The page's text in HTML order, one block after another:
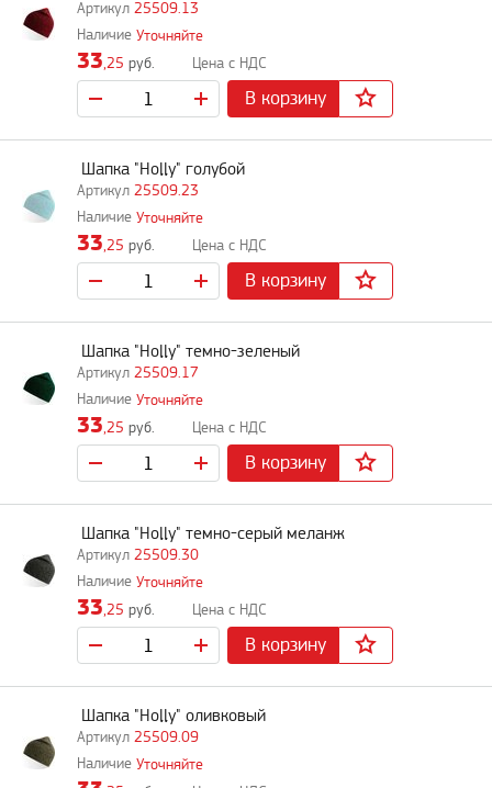
25509.13
Уточняйте
33,25 руб.
В корзину
25509.23
Шапка "Holly" голубой
Уточняйте
33,25 руб.
В корзину
25509.17
Шапка "Holly" темно-зеленый
Уточняйте
33,25 руб.
В корзину
25509.30
Шапка "Holly" темно-серый меланж
Уточняйте
33,25 руб.
В корзину
25509.09
Шапка "Holly" оливковый
Уточняйте